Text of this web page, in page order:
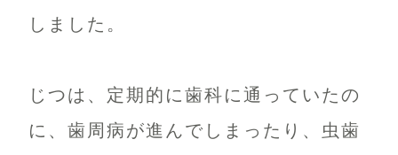
しました。
じつは、定期的に歯科に通っていたの
に、歯周病が進んでしまったり、虫歯